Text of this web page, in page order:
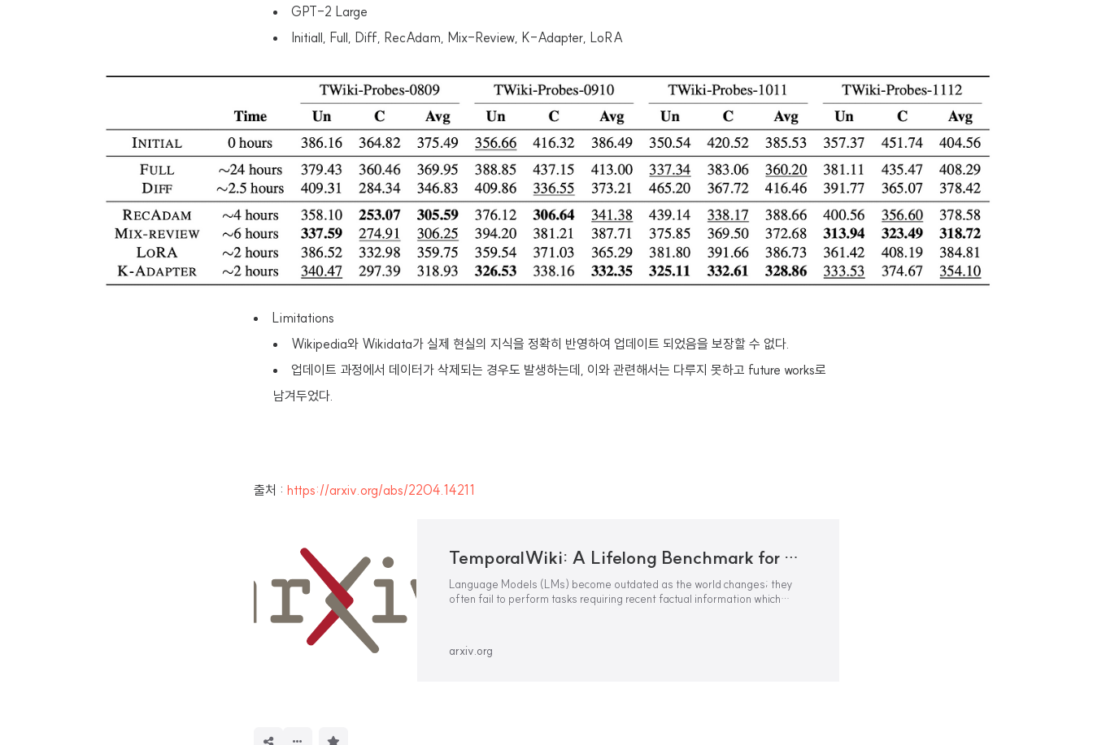
GPT-2 Large
Initiall, Full, Diff, RecAdam, Mix-Review, K-Adapter, LoRA
Limitations
Wikipedia와 Wikidata가 실제 현실의 지식을 정확히 반영하여 업데이트 되었음을 보장할 수 없다.
업데이트 과정에서 데이터가 삭제되는 경우도 발생하는데, 이와 관련해서는 다루지 못하고 future works로
남겨두었다.
출처 : https://arxiv.org/abs/2204.14211
TemporalWiki: A Lifelong Benchmark for Training and Evaluating Ever-Evolving Language Models
Language Models (LMs) become outdated as the world changes; they
often fail to perform tasks requiring recent factual information which
arxiv.org